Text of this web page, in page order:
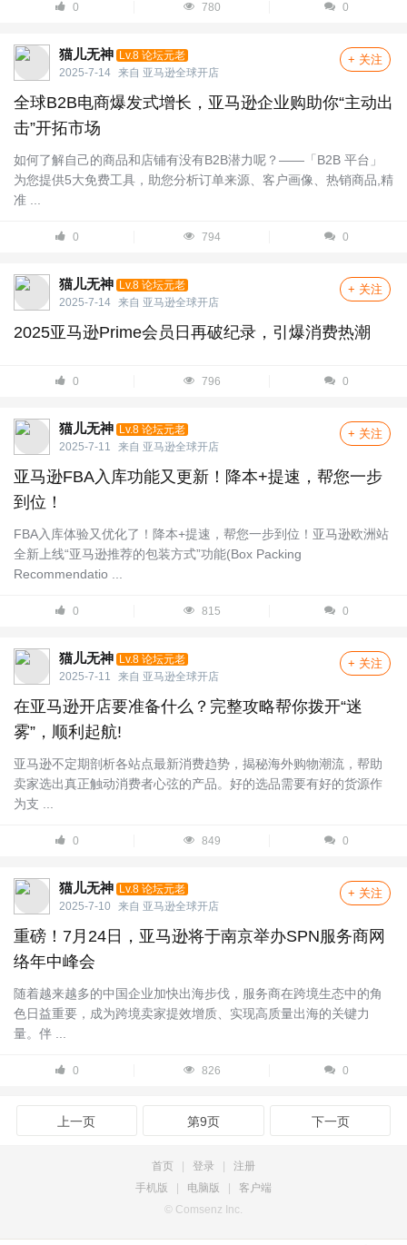
0 780 0
猫儿无神 Lv.8 论坛元老
2025-7-14 来自 亚马逊全球开店
+ 关注
全球B2B电商爆发式增长，亚马逊企业购助你“主动出
击”开拓市场
如何了解自己的商品和店铺有没有B2B潜力呢？——「B2B 平台」
为您提供5大免费工具，助您分析订单来源、客户画像、热销商品,精
准 ...
0 794 0
猫儿无神 Lv.8 论坛元老
2025-7-14 来自 亚马逊全球开店
+ 关注
2025亚马逊Prime会员日再破纪录，引爆消费热潮
0 796 0
猫儿无神 Lv.8 论坛元老
2025-7-11
来自 亚马逊全球开店
+ 关注
亚马逊FBA入库功能又更新！降本+提速，帮您一步
到位！
FBA入库体验又优化了！降本+提速，帮您一步到位！亚马逊欧洲站
全新上线“亚马逊推荐的包装方式”功能(Box Packing
Recommendatio ...
0 815 0
猫儿无神 Lv.8 论坛元老
2025-7-11
来自 亚马逊全球开店
+ 关注
在亚马逊开店要准备什么？完整攻略帮你拨开“迷
雾”，顺利起航!
亚马逊不定期剖析各站点最新消费趋势，揭秘海外购物潮流，帮助
卖家选出真正触动消费者心弦的产品。好的选品需要有好的货源作
为支 ...
0 849 0
猫儿无神 Lv.8 论坛元老
2025-7-10
来自 亚马逊全球开店
+ 关注
重磅！7月24日，亚马逊将于南京举办SPN服务商网
络年中峰会
随着越来越多的中国企业加快出海步伐，服务商在跨境生态中的角
色日益重要，成为跨境卖家提效增质、实现高质量出海的关键力
量。伴 ...
0 826 0
上一页 第9页 下一页
首页 登录
注册
手机版
电脑版
客户端
© Comsenz Inc.